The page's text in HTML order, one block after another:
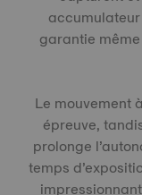
garantie
Le mouvement
épreuve,
prolonge
temps